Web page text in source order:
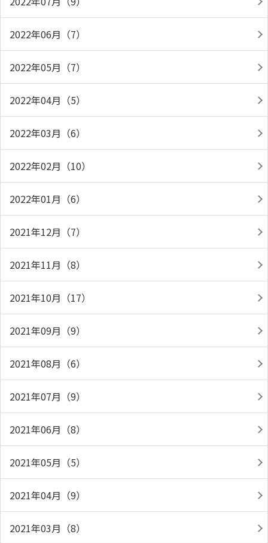
2022年06月（7）
2022年05月（7）
2022年04月（5）
2022年03月（6）
2022年02月（10）
2022年01月（6）
2021年12月（7）
2021年11月（8）
2021年10月（17）
2021年09月（9）
2021年08月（6）
2021年07月（9）
2021年06月（8）
2021年05月（5）
2021年04月（9）
2021年03月（8）